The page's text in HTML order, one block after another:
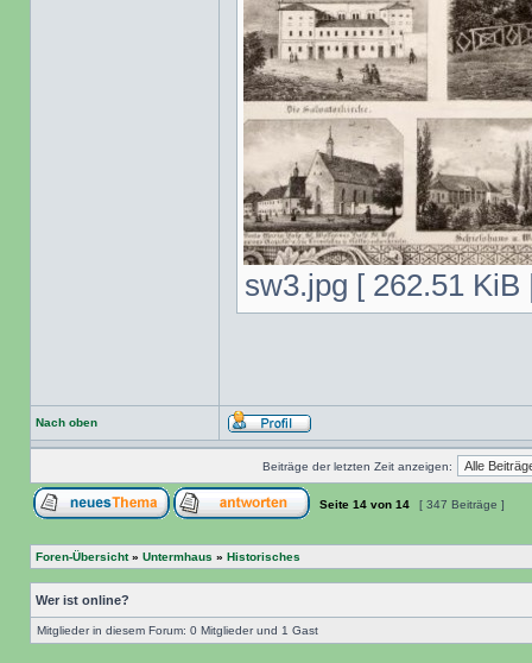
sw3.jpg [ 262.51
Nach oben
Beiträge der letzten Zeit anzeigen:
Seite 14 von 14 [ 347 Beiträge ]
Foren-Übersicht» Untermhaus » Historisches
Wer ist online?
Mitglieder in diesem Forum: 0 Mitglieder und 1 Gast